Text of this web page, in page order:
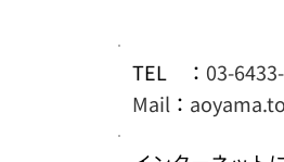
TEL ： 03-
Mail ：